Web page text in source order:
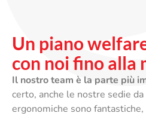
Un piano
con noi fino alla
Il nostro team è la parte più
certo, anche le nostre sedie
ergonomiche sono